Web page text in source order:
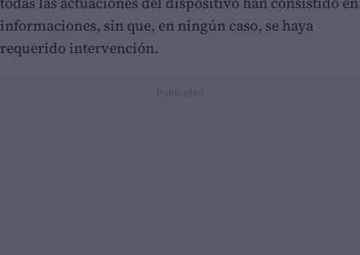
informaciones, sin que, en ningún caso, se haya
requerido intervención.